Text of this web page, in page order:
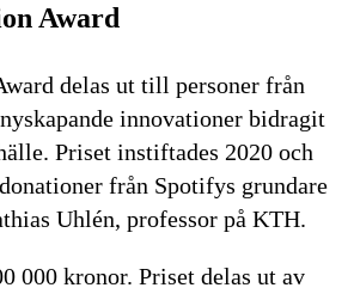
Award
delas ut till personer från
innovationer bidragit
Priset instiftades 2020 och
från Spotifys grundare
Uhlén, professor på KTH.
000 kronor. Priset delas ut av